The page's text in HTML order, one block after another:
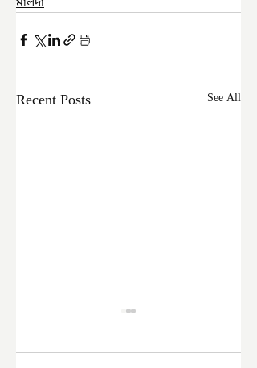
মালদা
Recent Posts See All